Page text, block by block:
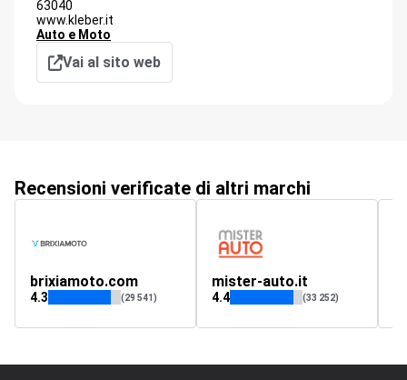
63040
www.kleber.it
Auto e Moto
Vai al sito web
Recensioni verificate di altri marchi
brixiamoto.com
4.3 (29 541)
mister-auto.it
4.4 (33 252)